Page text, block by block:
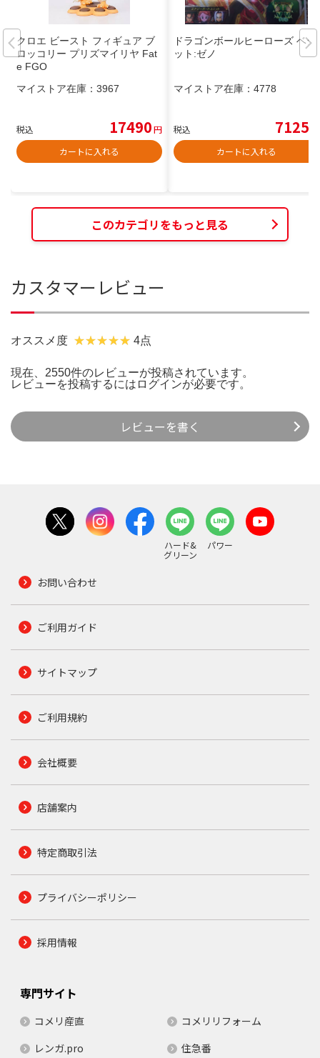
クロエ ビースト フィギュア ブ
ロッコリー プリズマイリヤ Fat
e FGO
マイストア在庫： 3967
税込 17490円
カートに入れる
ドラゴンボールヒーローズ ベジ
ット:ゼノ
マイストア在庫： 4778
税込 7125
カートに入れる
このカテゴリをもっと見る
カスタマーレビュー
オススメ度 4点
現在、2550件のレビューが投稿されています。
レビューを投稿するには ログインが必要です。
レビューを書く
ハード&
グリーン
パワー
お問い合わせ
ご利用ガイド
サイトマップ
ご利用規約
会社概要
店舗案内
特定商取引法
プライバシーポリシー
採用情報
専門サイト
コメリ産直
コメリリフォーム
レンガ.pro
住急番